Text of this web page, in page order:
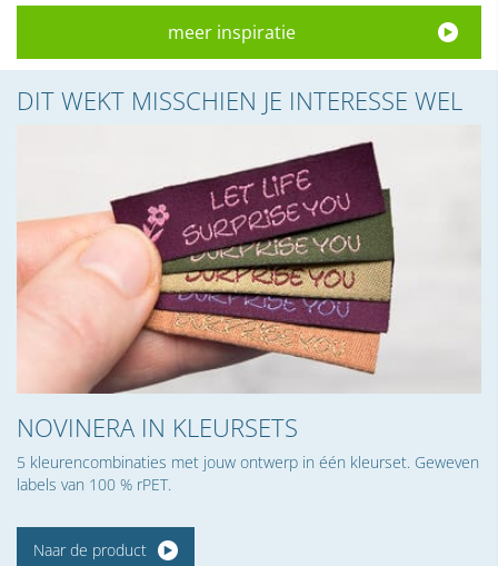
meer inspiratie
DIT WEKT MISSCHIEN JE INTERESSE WEL
NOVINERA IN KLEURSETS
5 kleurencombinaties met jouw ontwerp in één kleurset. Geweven
labels van 100 % rPET.
Naar de product